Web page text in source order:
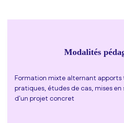
Modalités
Formation mixte alternant
pratiques, études de cas, mises
d'un projet concret